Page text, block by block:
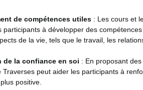
de compétences utiles : Les cours et
participants à développer des
de la vie, tels que le travail, les
de la confiance en soi : En proposant
Traverses peut aider les participants à
positive.